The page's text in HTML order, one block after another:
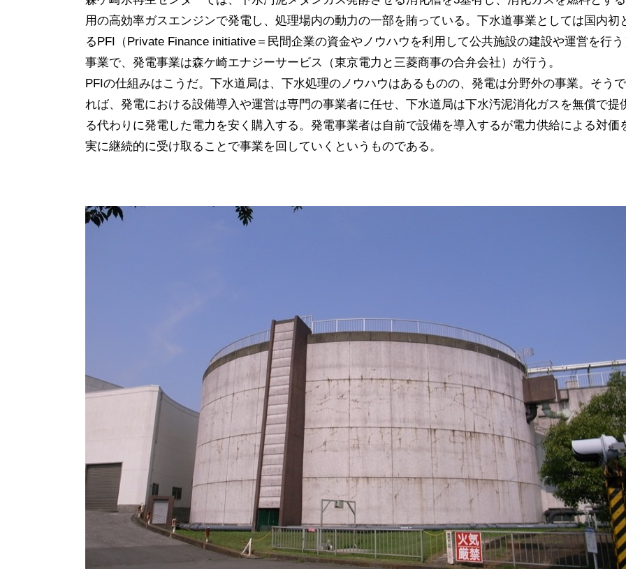
用の高効率ガスエンジンで発電し、処理場内の動力の一部を賄っている。下水道事業としては国内初
るPFI（Private Finance initiative＝民間企業の資金やノウハウを利用して公共施設の建設や運営を行
事業で、発電事業は森ケ崎エナジーサービス（東京電力と三菱商事の合弁会社）が行う。
PFIの仕組みはこうだ。下水道局は、下水処理のノウハウはあるものの、発電は分野外の事業。そう
れば、発電における設備導入や運営は専門の事業者に任せ、下水道局は下水汚泥消化ガスを無償で提
る代わりに発電した電力を安く購入する。発電事業者は自前で設備を導入するが電力供給による対価
実に継続的に受け取ることで事業を回していくというものである。